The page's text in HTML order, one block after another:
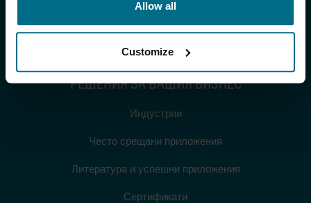
Allow all
Customize
Услуги от AxFlow
Европейски дистрибуционен център (EDC)
РЕШЕНИЯ ЗА ВАШИЯ БИЗНЕС
Индустрии
Често срещани приложения
Литература и успешни приложения
Сертификати